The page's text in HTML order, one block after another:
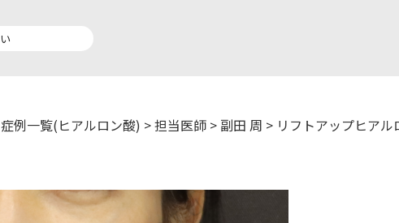
医療脱毛症例一覧
症例一覧(ヒアルロン酸) >担当医師 > 副田 周 > リフトアップヒア